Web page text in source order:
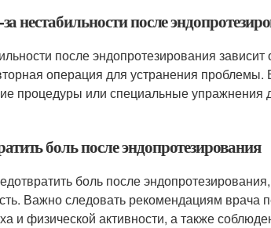
нестабильности после
после эндопротезирования
операция для устранения проблемы.
процедуры или специальные
боль после эндопротезирования
боль после
Важно следовать рекомендациям врача
и физической активности, а также